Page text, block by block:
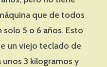
que de todos
5 o 6 años. Esto
un viejo teclado de
unos 3 kilogramos y